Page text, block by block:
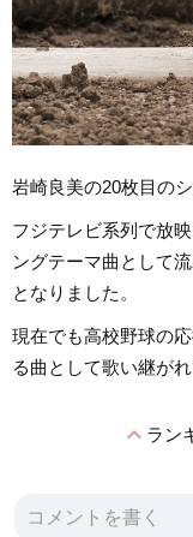
岩崎良美の20枚目の
フジテレビ系列で放
ングテーマ曲として
となりました。
現在でも高校野球の
る曲として歌い継が
expand_lessラン